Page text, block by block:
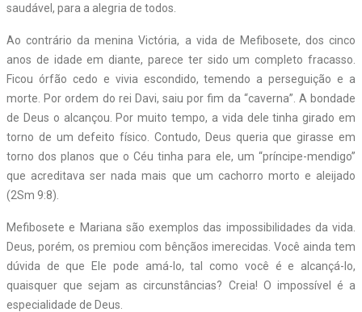
saudável, para a alegria de todos.
Ao contrário da menina Victória, a vida de Mefibosete, dos cinco
anos de idade em diante, parece ter sido um completo fracasso.
Ficou órfão cedo e vivia escondido, temendo a perseguição e a
morte. Por ordem do rei Davi, saiu por fim da “caverna”. A bondade
de Deus o alcançou. Por muito tempo, a vida dele tinha girado em
torno de um defeito físico. Contudo, Deus queria que girasse em
torno dos planos que o Céu tinha para ele, um “príncipe-mendigo”
que acreditava ser nada mais que um cachorro morto e aleijado
(2Sm 9:8).
Mefibosete e Mariana são exemplos das impossibilidades da vida.
Deus, porém, os premiou com bênçãos imerecidas. Você ainda tem
dúvida de que Ele pode amá-lo, tal como você é e alcançá-lo,
quaisquer que sejam as circunstâncias? Creia! O impossível é a
especialidade de Deus.